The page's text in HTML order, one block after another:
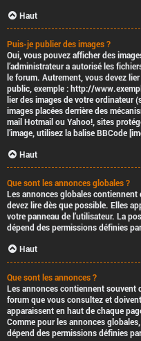
Haut
Puis-je publier des images ?
Oui, vous pouvez afficher des
l’administrateur a autorisé les
le forum. Autrement, vous devez
public, exemple : http://
lier des images de votre ordinateur
images placées derrière des
mail Hotmail ou Yahoo!, sites
l’image, utilisez la balise BBCode
Haut
Que sont les annonces globales ?
Les annonces globales
devez lire dès que possible. Elles
votre panneau de l’utilisateur. La
dépend des permissions définies
Haut
Que sont les annonces ?
Les annonces contiennent
forum que vous consultez et
apparaissent en haut de chaque
Comme pour les annonces
dépend des permissions définies